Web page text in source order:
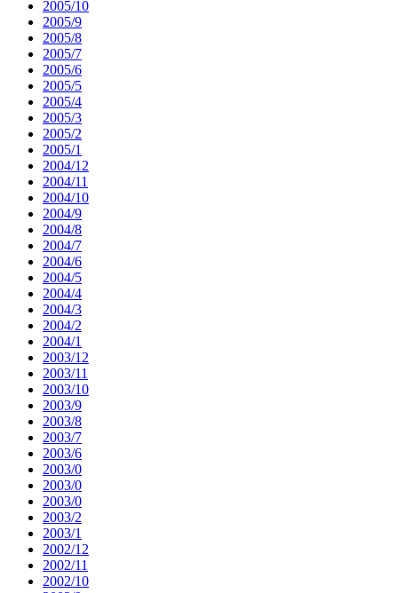
2005/10
2005/9
2005/8
2005/7
2005/6
2005/5
2005/4
2005/3
2005/2
2005/1
2004/12
2004/11
2004/10
2004/9
2004/8
2004/7
2004/6
2004/5
2004/4
2004/3
2004/2
2004/1
2003/12
2003/11
2003/10
2003/9
2003/8
2003/7
2003/6
2003/0
2003/0
2003/0
2003/2
2003/1
2002/12
2002/11
2002/10